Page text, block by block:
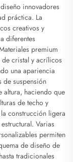
innovadores
práctica. La
creativos y
diferentes
premium
cristal y acrílicos
una apariencia
de suspensión
altura, haciendo que
de techo y
construcción ligera
Varias
permiten
de diseño de
tradicionales